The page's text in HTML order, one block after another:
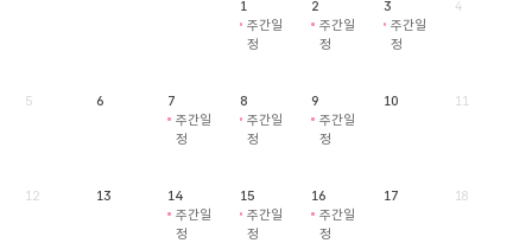
1
주간일
정
2
주간일
정
3
주간일
정
4
5 6
7
주간일
정
8
주간일
정
9
주간일
정
10 11
12 13
14
주간일
정
15
주간일
정
16
주간일
정
17 18